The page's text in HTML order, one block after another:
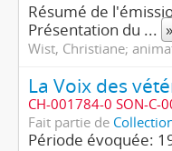
Résumé de
Présentation du ... »
Wist, Christiane;
CH-001784-0 SON-C-
Fait partie de
Période évoquée: